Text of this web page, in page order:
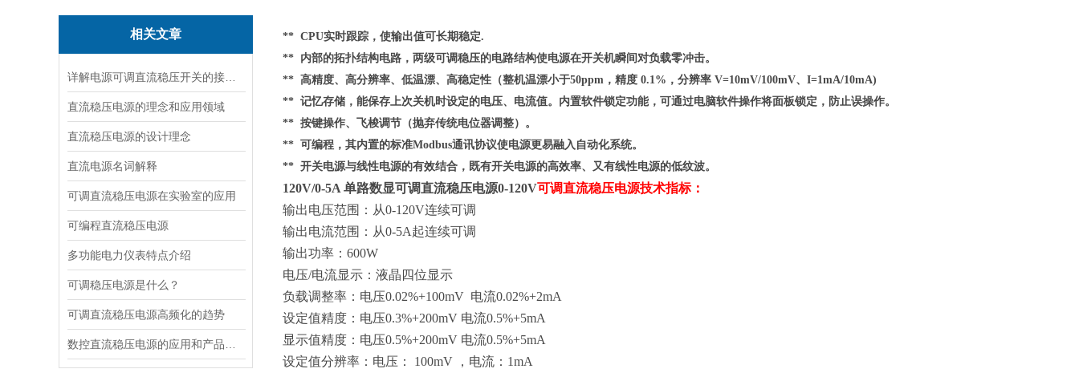
相关文章
直流稳压电源的理念和应用领域
直流稳压电源的设计理念
直流电源名词解释
可调直流稳压电源在实验室的应用
可编程直流稳压电源
多功能电力仪表特点介绍
可调稳压电源是什么？
可调直流稳压电源高频化的趋势
** CPU实时跟踪，使输出值可长期稳定.
** 内部的拓扑结构电路，两级可调稳压的电路结构使电源在开关机瞬间对负载零冲击。
** 高精度、高分辨率、低温漂、高稳定性（整机温漂小于50ppm，精度 0.1%， 分辨率 V=10mV/100mV、I=1mA/10mA)
** 记忆存储，能保存上次关机时设定的电压、电流值。内置软件锁定功能，可通过电脑软件操作将面板锁定，防止误操作。
** 按键操作、飞梭调节（抛弃传统电位器调整）。
** 可编程，其内置的标准Modbus通讯协议使电源更易融入自动化系统。
** 开关电源与线性电源的有效结合，既有开关电源的高效率、又有线性电源的低纹波。
120V/0-5A 单路数显可调直流稳压电源0-120V可调直流稳压电源技术指标：
输出电压范围：从0-120V连续可调
输出电流范围：从0-5A起连续可调
输出功率： 600W
电压/电流显示：液晶四位显示
负载调整率：电压0.02%+100mV 电流0.02%+2mA
设定值精度：电压0.3%+200mV 电流0.5%+5mA
显示值精度：电压0.5%+200mV 电流0.5%+5mA
设定值分辨率：电压：
100mV ， 电流： 1mA